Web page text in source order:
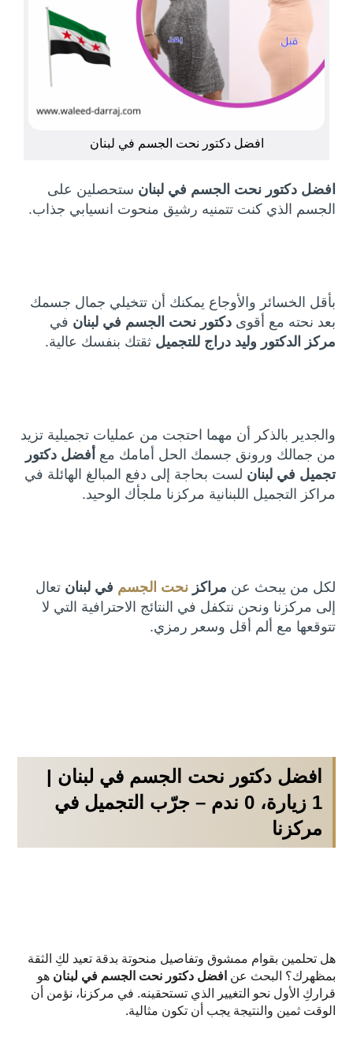
افضل دكتور نحت الجسم في لبنان
افضل دكتور نحت الجسم في لبنان ستحصلين على
الجسم الذي كنت تتمنيه رشيق منحوت انسيابي جذاب.
بأقل الخسائر والأوجاع يمكنك أن تتخيلي جمال جسمك
بعد نحته مع أقوىدكتور نحت الجسم في لبنان في
مركز الدكتور وليد دراج للتجميلثقتك بنفسك عالية.
والجدير بالذكر أن مهما احتجت من عمليات تجميلية تزيد
من جمالك ورونق جسمك الحل أمامك مع أفضل دكتور
تجميل في لبنان لست بحاجة إلى دفع المبالغ الهائلة في
مراكز التجميل اللبنانية مركزنا ملجأك الوحيد.
لكل من يبحث عن مراكزنحت الجسم في لبنان تعال
إلى مركزنا ونحن نتكفل في النتائج الاحترافية التي لا
تتوقعها مع ألم أقل وسعر رمزي.
افضل دكتور نحت الجسم في لبنان |
1 زيارة، 0 ندم – جرّب التجميل في
مركزنا
هل تحلمين بقوام ممشوق وتفاصيل منحوتة بدقة تعيد لكِ الثقة
بمظهرك؟ البحث عن افضل دكتور نحت الجسم في لبنان هو
قراركِ الأول نحو التغيير الذي تستحقينه. في مركزنا، نؤمن أن
الوقت ثمين والنتيجة يجب أن تكون مثالية.